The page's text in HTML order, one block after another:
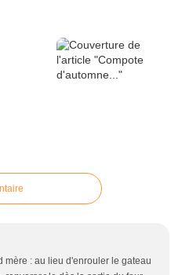
mère : au lieu d'enrouler le gateau